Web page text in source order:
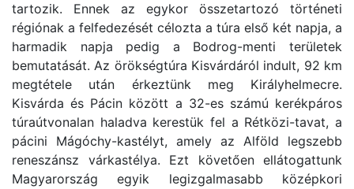
tartozik. Ennek az egykor összetartozó történeti
régiónak a felfedezését célozta a túra első két napja, a
harmadik napja pedig a Bodrog-menti területek
bemutatását. Az örökségtúra Kisvárdáról indult, 92 km
megtétele után érkeztünk meg Királyhelmecre.
Kisvárda és Pácin között a 32-es számú kerékpáros
túraútvonalan haladva kerestük fel a Rétközi-tavat, a
pácini Mágóchy-kastélyt, amely az Alföld legszebb
reneszánsz várkastélya. Ezt követően ellátogattunk
Magyarország egyik legizgalmasabb középkori